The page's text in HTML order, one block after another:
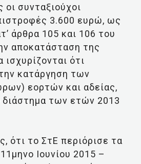
συνταξιούχοι
3.600 ευρώ, ως
άρθρα 105 και 106 του
αποκατάσταση της
ισχυρίζονται ότι
κατάργηση των
εορτών και αδείας,
διάστημα των ετών 2013
ότι το ΣτΕ περιόρισε τα
Ιουνίου 2015 –